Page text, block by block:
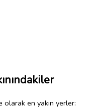
olarak en yakın yerler: